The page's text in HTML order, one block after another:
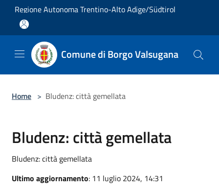
Salta al contenuto principale
Regione Autonoma Trentino-Alto Adige/Südtirol
Comune di Borgo Valsugana
Home > Bludenz: città gemellata
Bludenz: città gemellata
Bludenz: città gemellata
Ultimo aggiornamento: 11 luglio 2024, 14:31